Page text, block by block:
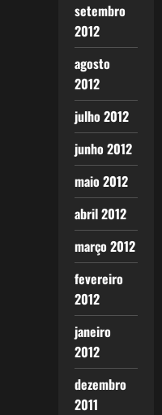
setembro
2012
agosto
2012
julho 2012
junho 2012
maio 2012
abril 2012
março 2012
fevereiro
2012
janeiro
2012
dezembro
2011